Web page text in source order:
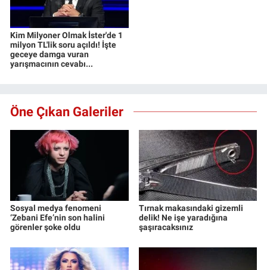
Kim Milyoner Olmak İster'de 1
milyon TL'lik soru açıldı! İşte
geceye damga vuran
yarışmacının cevabı...
Öne Çıkan Galeriler
Sosyal medya fenomeni
‘Zebani Efe’nin son halini
görenler şoke oldu
Tırnak makasındaki gizemli
delik! Ne işe yaradığına
şaşıracaksınız